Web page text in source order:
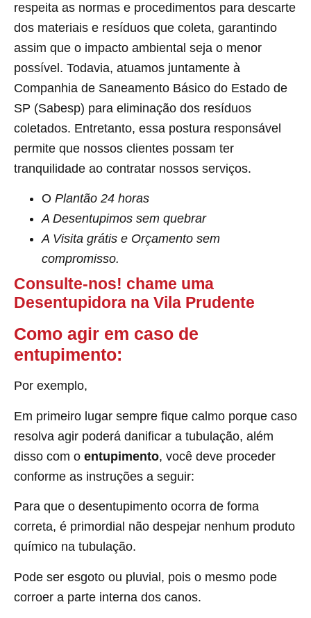
respeita as normas e procedimentos para descarte
dos materiais e resíduos que coleta, garantindo
assim que o impacto ambiental seja o menor
possível. Todavia, atuamos juntamente à
Companhia de Saneamento Básico do Estado de
SP (Sabesp) para eliminação dos resíduos
coletados. Entretanto, essa postura responsável
permite que nossos clientes possam ter
tranquilidade ao contratar nossos serviços.
O Plantão 24 horas
A Desentupimos sem quebrar
A Visita grátis e Orçamento sem
compromisso.
Consulte-nos! chame uma
Desentupidora na Vila Prudente
Como agir em caso de
entupimento:
Por exemplo,
Em primeiro lugar sempre fique calmo porque caso
resolva agir poderá danificar a tubulação, além
disso com o entupimento, você deve proceder
conforme as instruções a seguir:
Para que o desentupimento ocorra de forma
correta, é primordial não despejar nenhum produto
químico na tubulação.
Pode ser esgoto ou pluvial, pois o mesmo pode
corroer a parte interna dos canos.